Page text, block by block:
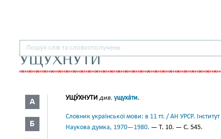
УЩУХНУТИ
А
Б
УЩУ́ХНУТИ див. ущуха́ти.
Словник української мови: в 11 тт. / АН УРСР.
Наукова думка, 1970—1980. — Т. 10. — С. 545.